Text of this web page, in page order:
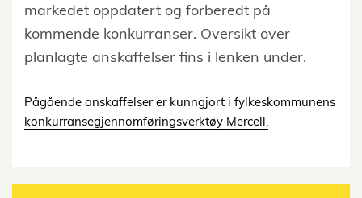
markedet oppdatert og forberedt på
kommende konkurranser. Oversikt over
planlagte anskaffelser fins i lenken under.
Pågående anskaffelser er kunngjort i fylkeskommunens
konkurransegjennomføringsverktøy Mercell.